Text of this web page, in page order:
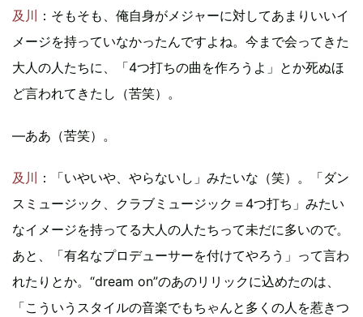
及川 ：そもそも、俺自身がメジャーに対してあまりいいイ
メージを持っていなかったんですよね。今まで会ってきた
大人の人たちに、「4つ打ちの曲を作ろうよ」とか死ぬほ
ど言われてきたし（苦笑）。
―ああ（苦笑）。
及川 ：「いやいや、やらないし」みたいな（笑）。「ダン
スミュージック、クラブミュージック＝4つ打ち」みたい
なイメージを持ってる大人の人たちって未だに多いので。
あと、「有名なプロデューサーを付けてやろう」って言わ
れたりとか。“dream on”のあのリリックに込めたのは、
「こういうスタイルの音楽でもちゃんと多くの人を惹きつ